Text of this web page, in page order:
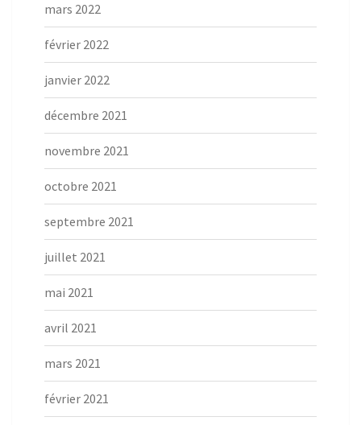
mars 2022
février 2022
janvier 2022
décembre 2021
novembre 2021
octobre 2021
septembre 2021
juillet 2021
mai 2021
avril 2021
mars 2021
février 2021